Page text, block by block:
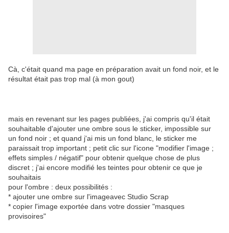
Cà, c'était quand ma page en préparation avait un fond noir, et le
résultat était pas trop mal (à mon gout)
mais en revenant sur les pages publiées, j'ai compris qu'il était
souhaitable d'ajouter une ombre sous le sticker, impossible sur
un fond noir ; et quand j'ai mis un fond blanc, le sticker me
paraissait trop important ; petit clic sur l'icone "modifier l'image ;
effets simples / négatif" pour obtenir quelque chose de plus
discret ; j'ai encore modifié les teintes pour obtenir ce que je
souhaitais
pour l'ombre : deux possibilités :
* ajouter une ombre sur l'imageavec Studio Scrap
* copier l'image exportée dans votre dossier "masques
provisoires"